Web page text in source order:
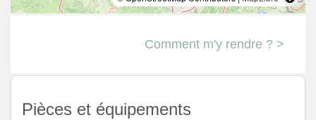
Comment m'y rendre ? >
Pièces et équipements